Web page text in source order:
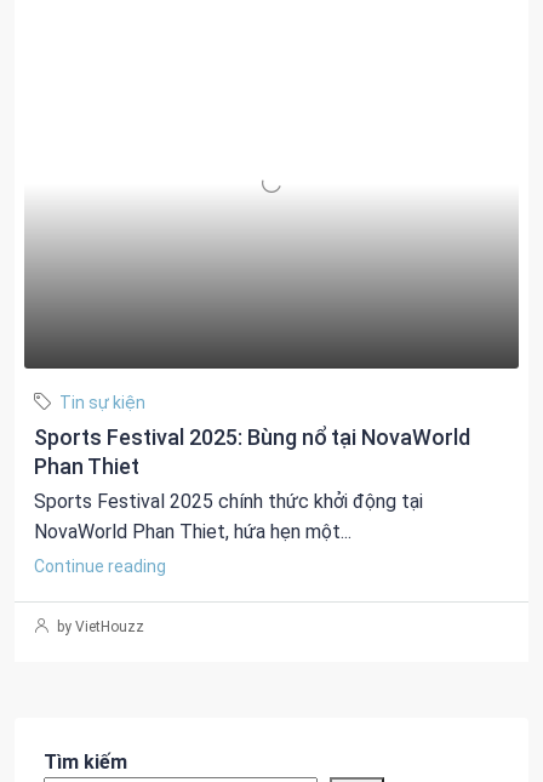
Tin sự kiện
Sports Festival 2025: Bùng nổ tại NovaWorld
Phan Thiet
Sports Festival 2025 chính thức khởi động tại
NovaWorld Phan Thiet, hứa hẹn một...
Continue reading
by VietHouzz
Tìm kiếm